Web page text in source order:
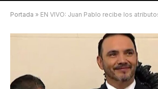
Portada » EN VIVO: Juan Pablo recibe los